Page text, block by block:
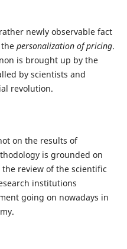
newly observable fact
personalization of pricing.
is brought up by the
by scientists and
revolution.
on the results of
is grounded on
review of the scientific
institutions
going on nowadays in